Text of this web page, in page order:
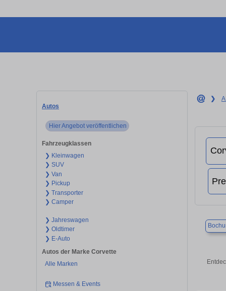
Autos
Hier Angebot veröffentlichen
Fahrzeugklassen
❯ Kleinwagen
❯ SUV
❯ Van
❯ Pickup
❯ Transporter
❯ Camper
❯ Jahreswagen
❯ Oldtimer
❯ E-Auto
Autos der Marke Corvette
Alle Marken
Messen & Events
❯